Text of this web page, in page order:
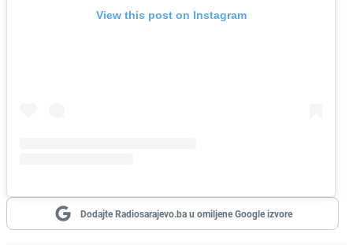
View this post on Instagram
Dodajte Radiosarajevo.ba u omiljene Google izvore